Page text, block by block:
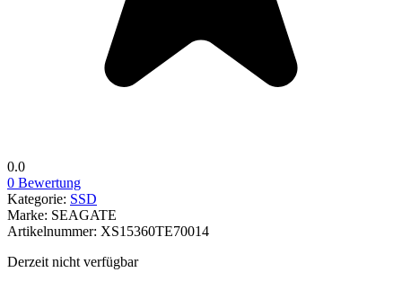
0.0
0 Bewertung
Kategorie: SSD
Marke: SEAGATE
Artikelnummer: XS15360TE70014
Derzeit nicht verfügbar